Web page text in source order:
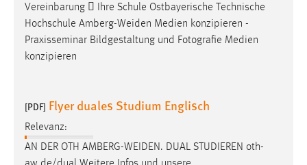
Vereinbarung  Ihre Schule Ostbayerische Technische
Hochschule Amberg-Weiden Medien konzipieren -
Praxisseminar Bildgestaltung und Fotografie Medien
konzipieren
[PDF] Flyer duales Studium Englisch
Relevanz:
AN DER OTH AMBERG-WEIDEN. DUAL STUDIEREN oth-
Statistik Cookies erfassen Informationen anonym.
Diese Informationen helfen uns zu verstehen, wie
unsere Besucher unsere Website nutzen.
Name:
Zweck:
Zugriffsstatistik